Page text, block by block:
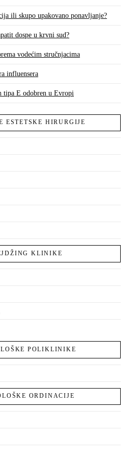
ili skupo upakovano ponavljanje?
dospe u krvni sud?
vodećim stručnjacima
influensera
E odobren u Evropi
ESTETSKE HIRURGIJE
KLINIKE
POLIKLINIKE
ORDINACIJE